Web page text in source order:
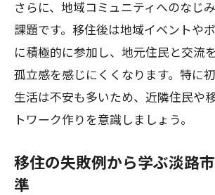
さらに、地域コミュニティへのなじ
課題です。移住後は地域イベントや
に積極的に参加し、地元住民と交流
孤立感を感じにくくなります。特に
生活は不安も多いため、近隣住民や
トワーク作りを意識しましょう。
移住の失敗例から学ぶ淡路
準